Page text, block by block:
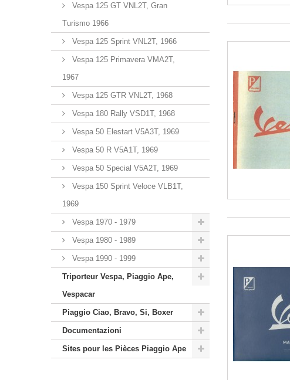
Vespa 125 GT VNL2T, Gran
Turismo 1966
Vespa 125 Sprint VNL2T, 1966
Vespa 125 Primavera VMA2T,
1967
Vespa 125 GTR VNL2T, 1968
Vespa 180 Rally VSD1T, 1968
Vespa 50 Elestart V5A3T, 1969
Vespa 50 R V5A1T, 1969
Vespa 50 Special V5A2T, 1969
Vespa 150 Sprint Veloce VLB1T,
1969
Vespa 1970 - 1979
Vespa 1980 - 1989
Vespa 1990 - 1999
Triporteur Vespa, Piaggio Ape,
Vespacar
Piaggio Ciao, Bravo, Si, Boxer
Documentazioni
Sites pour les Pièces Piaggio Ape